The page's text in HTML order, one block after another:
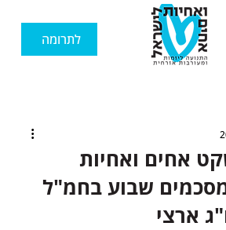
לתרומה
שקט אחים ואחיות
שבוע בחמ"ל
ארצי